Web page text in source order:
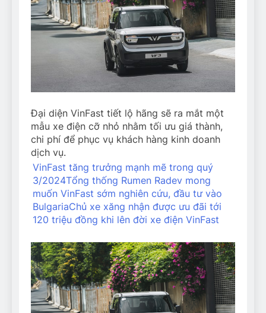
Đại diện VinFast tiết lộ hãng sẽ ra mắt một
mẫu xe điện cỡ nhỏ nhằm tối ưu giá thành,
chi phí để phục vụ khách hàng kinh doanh
dịch vụ.
VinFast tăng trưởng mạnh mẽ trong quý
3/2024Tổng thống Rumen Radev mong
muốn VinFast sớm nghiên cứu, đầu tư vào
BulgariaChủ xe xăng nhận được ưu đãi tới
120 triệu đồng khi lên đời xe điện VinFast